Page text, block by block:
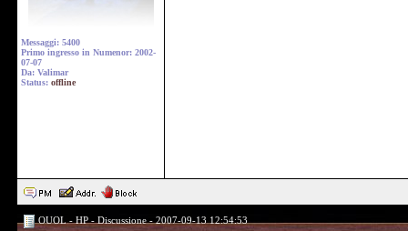
Messaggi: 5400
Primo ingresso in Numenor: 2002-
07-07
Da: Valimar
Status: offline
OUOL - HP - Discussione - 2007-09-13 12:54:53